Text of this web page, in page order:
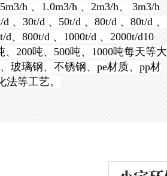
h 、1.0m3/h 、2m3/h、 3m3/h
、30t/d 、50t/d 、80t/d 、80t/d 、
d、800t/d 、1000t/d 、2000t/d10
200吨、500吨、1000吨每天等大
玻璃钢、不锈钢、pe材质、pp材
等工艺。